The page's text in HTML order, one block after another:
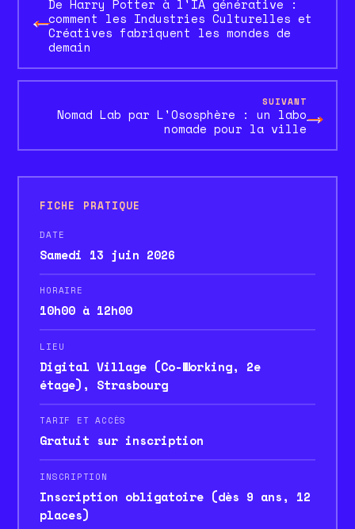
←De Harry Potter à l'IA générative :
comment les Industries Culturelles et
Créatives fabriquent les mondes de
demain
SUIVANT
Nomad Lab par L'Ososphère : un labo
nomade pour la ville→
FICHE PRATIQUE
DATE
Samedi 13 juin 2026
HORAIRE
10h00 à 12h00
LIEU
Digital Village (Co-Working, 2e
étage), Strasbourg
TARIF ET ACCÈS
Gratuit sur inscription
INSCRIPTION
Inscription obligatoire (dès 9 ans, 12
places)